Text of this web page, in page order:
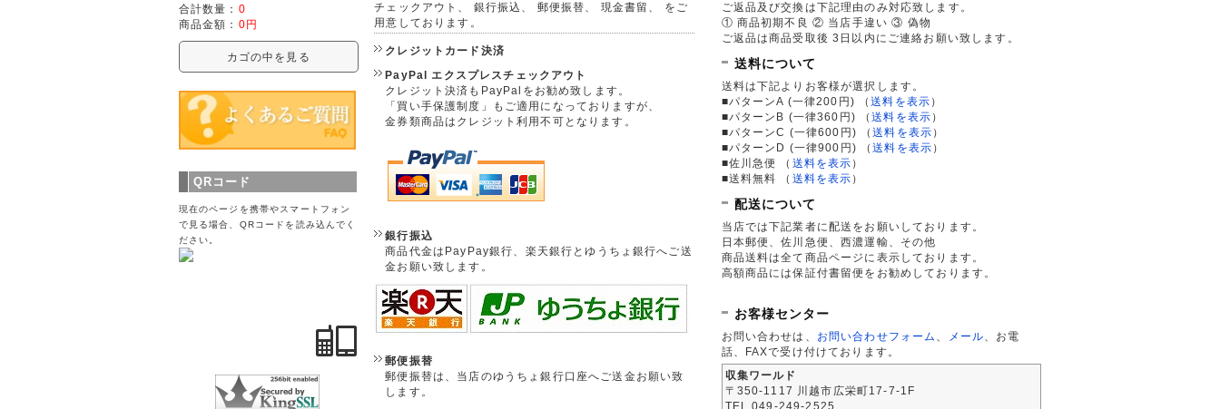
チェックアウト、 銀行振込、 郵便振替、 現金書留、 をご
用意しております。
クレジットカード決済
PayPal エクスプレスチェックアウト
クレジット決済もPayPalをお勧め致します。
「買い手保護制度」もご適用になっておりますが、
金券類商品はクレジット利用不可となります。
銀行振込
商品代金はPayPay銀行、楽天銀行とゆうちょ銀行へご送
金お願い致します。
郵便振替
郵便振替は、当店のゆうちょ銀行口座へご送金お願い致
します。
ご返品及び交換は下記理由のみ対応致します。
① 商品初期不良 ② 当店手違い ③ 偽物
ご返品は商品受取後 3日以内にご連絡お願い致します。
送料について
送料は下記よりお客様が選択します。
■パターンA (一律200円)
（送料を表示 ）
■パターンB (一律360円)
（送料を表示 ）
■パターンC (一律600円)
（送料を表示 ）
■パターンD (一律900円)
（送料を表示 ）
■佐川急便
（ 送料を表示 ）
■送料無料
（ 送料を表示 ）
配送について
当店では下記業者に配送をお願いしております。
日本郵便、佐川急便、西濃運輸、その他
商品送料は全て商品ページに表示しております。
高額商品には保証付書留便をお勧めしております。
お客様センター
お問い合わせは、 お問い合わせフォーム メール 、お電
話、FAXで受け付けております。
収集ワールド
〒350-1117 川越市広栄町17-7-1F
TEL 049-249-2525
合計数量： 0
商品金額： 0円
カゴの中を見る
QRコード
現在のページを携帯やスマートフォン
で見る場合、QRコードを読み込んでく
ださい。